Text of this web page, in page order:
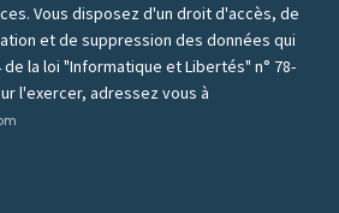
Vous disposez d'un droit d'accès, de
et de suppression des données qui
la loi "Informatique et Libertés" n° 78-
l'exercer, adressez vous à